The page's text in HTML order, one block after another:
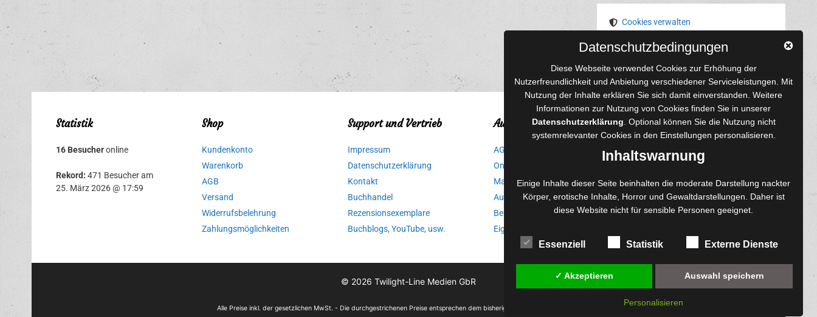
Cookies verwalten
YouTube
Tumblr
Pinterest
Instagram
X RSS-Feed
Statistik
16 Besucheronline
Rekord: 471 Besucher am
25. März 2026 @ 17:59
Shop
Kundenkonto
Warenkorb
AGB
Versand
Widerrufsbelehrung
Zahlungsmöglichkeiten
Support und Vertrieb
Impressum
Datenschutzerklärung
Kontakt
Buchhandel
Rezensionsexemplare
Buchblogs, YouTube, usw.
Autorinnen und Autoren
AGB für Medienprojekte
Online-Artikel
Manuskripte einreichen
Ausschreibungen
Belegexemplare
Eigenbedarfsexemplare
Content-Design
Fotorestauration
Creative Artwork
Fotobearbeitung
MPS Fotografie
© 2026 Twilight-Line Medien GbR
Alle Preise inkl. der gesetzlichen MwSt. - Die durchgestrichenen Preise entsprechen dem bisherigen Preis in diesem Online-Shop.
Datenschutzbedingungen
Diese Webseite verwendet Cookies zur Erhöhung der
Nutzerfreundlichkeit und Anbietung verschiedener Serviceleistungen. Mit
Nutzung der Inhalte erklären Sie sich damit einverstanden. Weitere
Informationen zur Nutzung von Cookies finden Sie in unserer
Datenschutzerklärung . Optional können Sie die Nutzung nicht
systemrelevanter Cookies in den Einstellungen personalisieren.
Inhaltswarnung
Einige Inhalte dieser Seite beinhalten die moderate Darstellung nackter
Körper, erotische Inhalte, Horror und Gewaltdarstellungen. Daher ist
diese Website nicht für sensible Personen geeignet.
Essenziell Statistik Externe Dienste
✓ Akzeptieren Auswahl speichern
Personalisieren